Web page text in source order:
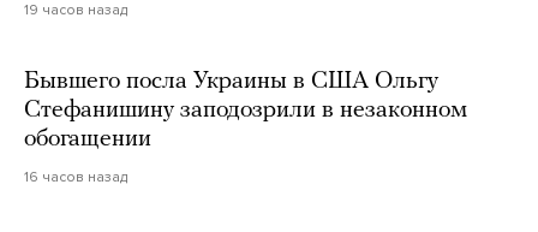
19 часов назад
Бывшего посла Украины в США Ольгу
Стефанишину заподозрили в незаконном
обогащении
16 часов назад